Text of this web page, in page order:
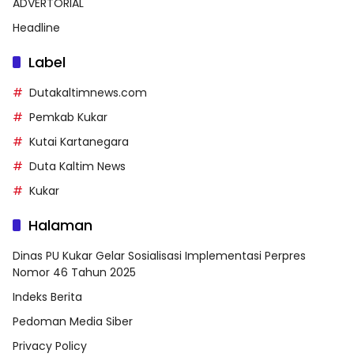
Headline
Label
Dutakaltimnews.com
Pemkab Kukar
Kutai Kartanegara
Duta Kaltim News
Kukar
Halaman
Dinas PU Kukar Gelar Sosialisasi Implementasi Perpres
Nomor 46 Tahun 2025
Indeks Berita
Pedoman Media Siber
Privacy Policy